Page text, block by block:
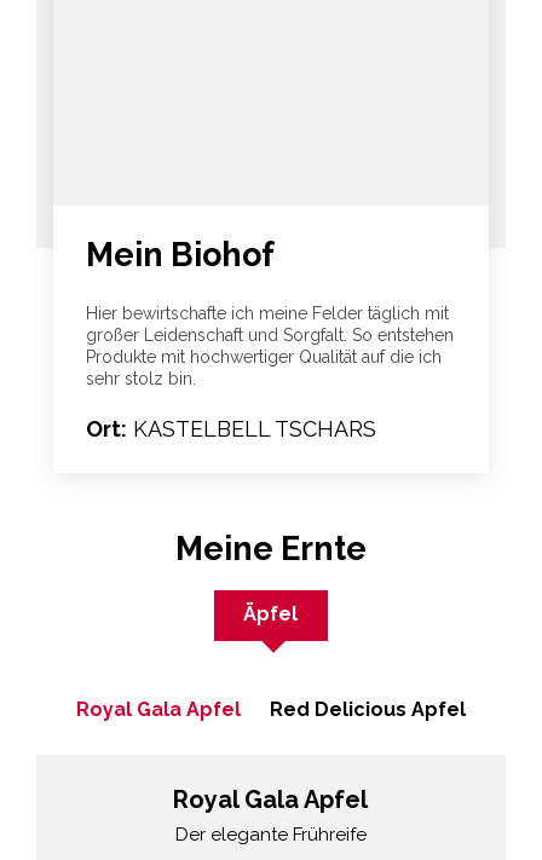
Mein Biohof
Hier bewirtschafte ich meine Felder täglich mit
großer Leidenschaft und Sorgfalt. So entstehen
Produkte mit hochwertiger Qualität auf die ich
sehr stolz bin.
Ort: KASTELBELL TSCHARS
Meine Ernte
Royal Gala Apfel
Der elegante Frühreife
Royal Gala Apfel Red Delicious Apfel
Äpfel